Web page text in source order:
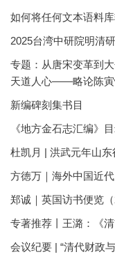
如何将任何文本语料
2025台湾中研院明清
专题：从唐宋变革到
天道人心——略论陈寅
新编碑刻集书目
《地方金石志汇编》
杜凯月 | 洪武元年山
方徳万｜海外中国近
郑诚｜英国访书便览
专著推荐丨王潞：《清
会议纪要 | “清代财政